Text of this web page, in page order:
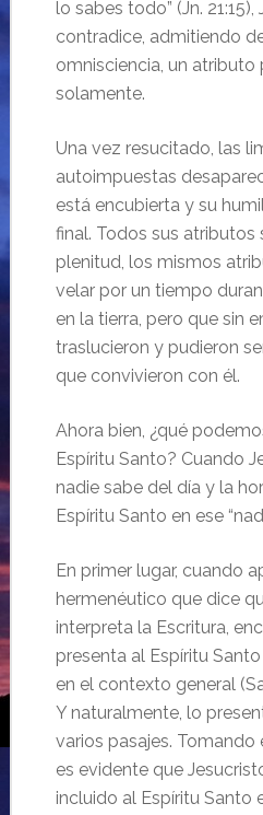
lo sabes todo” (Jn.
contradice, admitiendo
omnisciencia, un atributo
solamente.
Una vez resucitado, las
autoimpuestas
está encubierta y su
final. Todos sus atributos
plenitud, los mismos
velar por un tiempo
en la tierra, pero que sin
traslucieron y pudieron
que convivieron con él.
Ahora bien, ¿qué
Espíritu Santo? Cuando
nadie sabe del día y la
Espíritu Santo en ese
En primer lugar, cuando
hermenéutico que dice
interpreta la Escritura,
presenta al Espíritu
en el contexto general
Y naturalmente, lo
varios pasajes. Tomando
es evidente que
incluido al Espíritu Santo